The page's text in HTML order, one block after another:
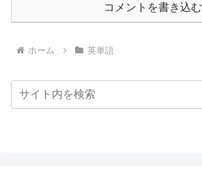
コメントを書き込む
ホーム 英単語